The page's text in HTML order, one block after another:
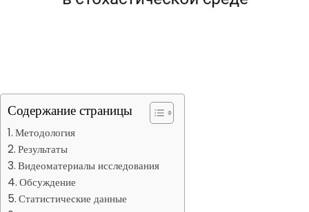
Содержание страницы
Методология
Результаты
Видеоматериалы исследования
Обсуждение
Статистические данные